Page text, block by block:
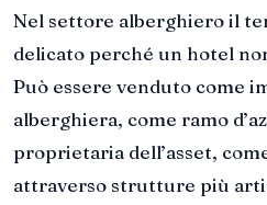
Nel settore alberghiero il
delicato perché un hotel
Può essere venduto come
alberghiera, come ramo
proprietaria dell’asset,
attraverso strutture più